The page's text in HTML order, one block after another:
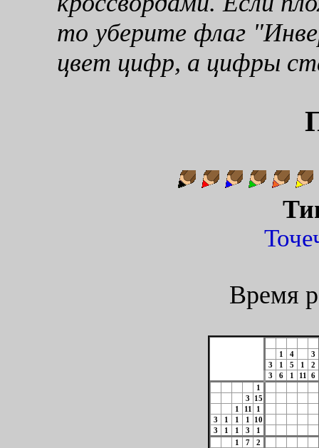
то уберите флаг
цвет цифр, а цифры
Время
1 4
3
3
1 5 1
2
3
6 1 11
6
1
3
15
1
11
1
3
1 1 1
10
3
1 1 3
1
1
7
2